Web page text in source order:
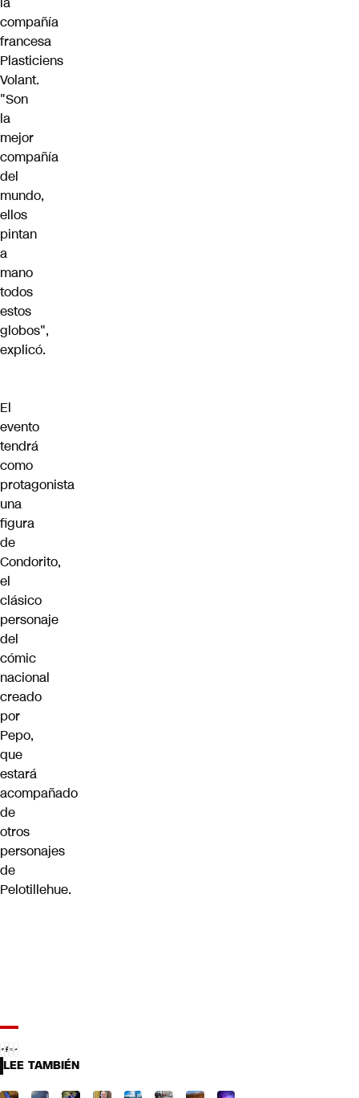
compañía
francesa
Plasticiens
Volant.
"Son
la
mejor
compañía
del
mundo,
ellos
pintan
a
mano
todos
estos
globos",
explicó.
El
evento
tendrá
como
protagonista
una
figura
de
Condorito,
el
clásico
personaje
del
cómic
nacional
creado
por
Pepo,
que
estará
acompañado
de
otros
personajes
de
Pelotillehue.
LEE TAMBIÉN